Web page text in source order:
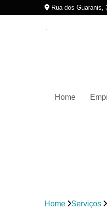
Rua dos Guaranis,
Home
Home Serviços